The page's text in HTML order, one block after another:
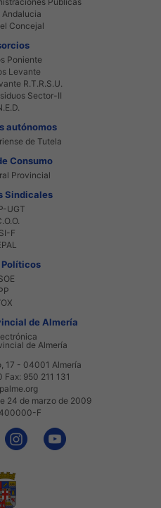
Concejal
Poniente
Levante
R.T.R.S.U.
Sector-II
autónomos
de Tutela
Consumo
Provincial
Sindicales
UGT
F
Políticos
de Almería
de Almería
17 - 04001 Almería
Fax: 950 211 131
24 de marzo de 2009
F